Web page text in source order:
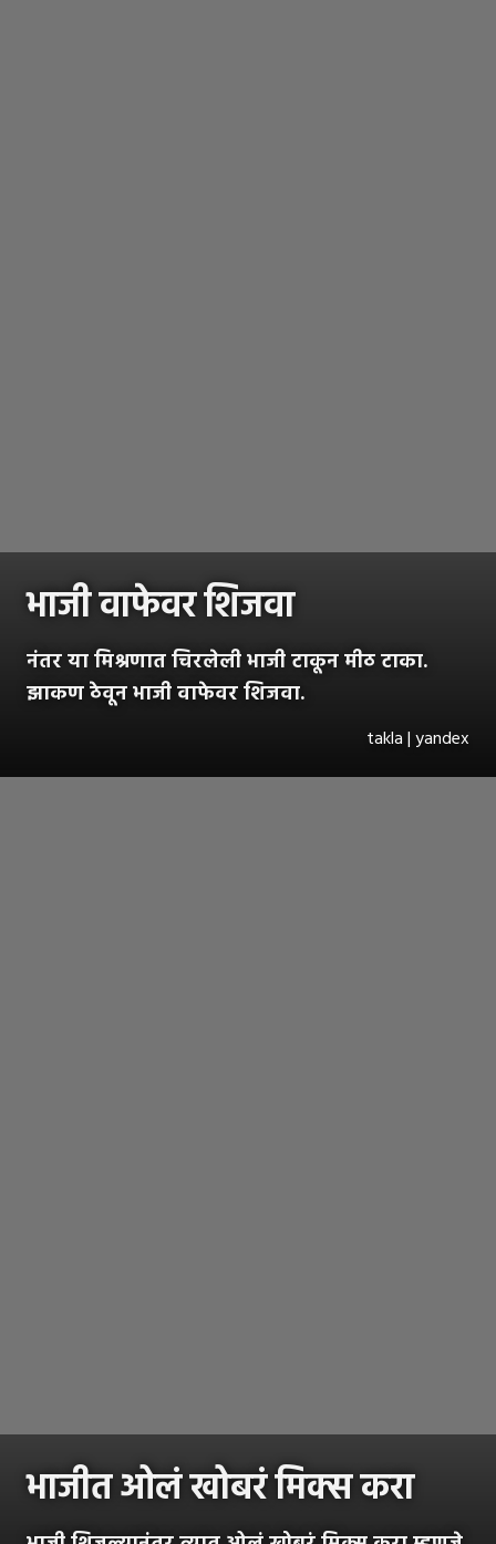
भाजी वाफेवर शिजवा
नंतर या मिश्रणात चिरलेली भाजी टाकून मीठ टाका.
झाकण ठेवून भाजी वाफेवर शिजवा.
takla | yandex
भाजीत ओलं खोबरं मिक्स करा